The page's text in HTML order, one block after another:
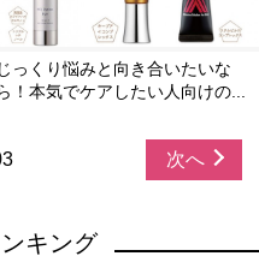
じっくり悩みと向き合いたいな
！本気でケアしたい人向けの...
次へ
キング